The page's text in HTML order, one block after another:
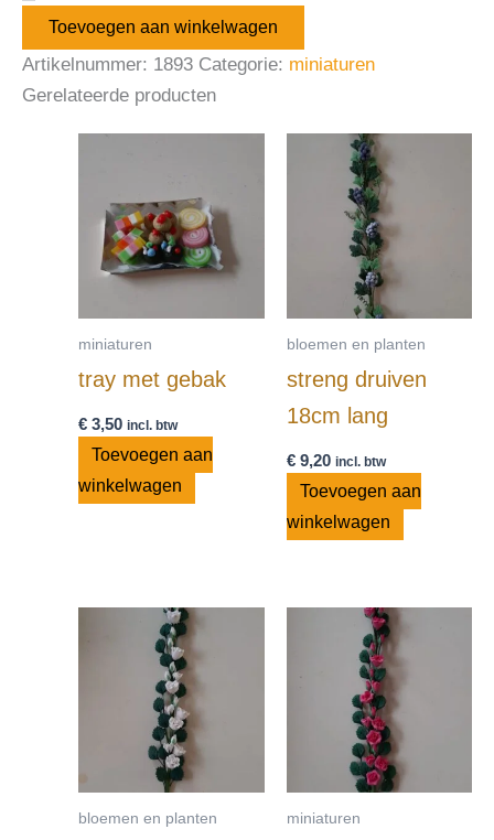
Toevoegen aan winkelwagen
Artikelnummer: 1893 Categorie: miniaturen
Gerelateerde producten
miniaturen
tray met gebak
€ 3,50 incl. btw
Toevoegen aan
winkelwagen
bloemen en planten
streng druiven
18cm lang
€9,20 incl. btw
Toevoegen aan
winkelwagen
bloemen en planten miniaturen